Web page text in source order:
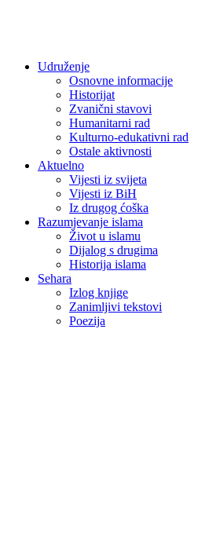
Udruženje
Osnovne informacije
Historijat
Zvanični stavovi
Humanitarni rad
Kulturno-edukativni rad
Ostale aktivnosti
Aktuelno
Vijesti iz svijeta
Vijesti iz BiH
Iz drugog ćoška
Razumjevanje islama
Život u islamu
Dijalog s drugima
Historija islama
Sehara
Izlog knjige
Zanimljivi tekstovi
Poezija